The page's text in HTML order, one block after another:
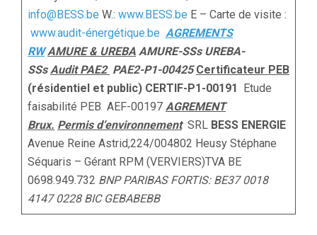
info@BESS.be W.: www.BESS.be E – Carte de visite :
www.audit-énergétique.be AGREMENTS
RW AMURE & UREBA AMURE-SSs UREBA-
SSsAudit PAE2 PAE2-P1-00425Certificateur PEB
(résidentiel et public) CERTIF-P1-00191 Etude
faisabilité PEB AEF-00197 AGREMENT
Brux. Permis d’environnement SRL BESS ENERGIE
Avenue Reine Astrid,224/004802 Heusy Stéphane
Séquaris – Gérant RPM (VERVIERS)TVA BE
0698.949.732 BNP PARIBAS FORTIS: BE37 0018
4147 0228 BIC GEBABEBB